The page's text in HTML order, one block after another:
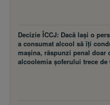
Decizie ÎCCJ: Dacă laşi o
a consumat alcool să îţi
maşina, răspunzi penal doar
alcoolemia şoferului trece de